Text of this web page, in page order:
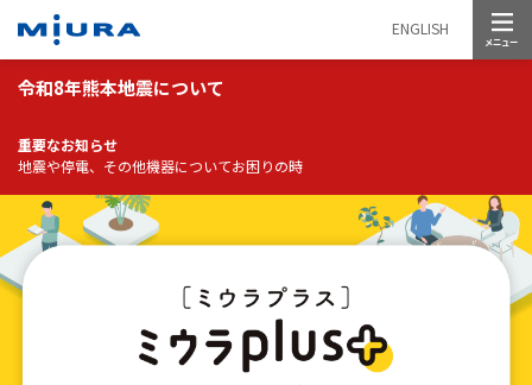
ENGLISH
令和8年熊本地震について
重要なお知らせ
地震や停電、その他機器についてお困りの時